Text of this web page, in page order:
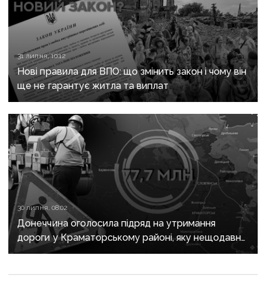
31 липня, 10:12
Нові правила для ВПО: що змінить закон і чому він
ще не гарантує житла та виплат
30 липня, 08:02
Донеччина оголосила підряд на утримання
дороги у Краматорському районі, яку нещодавно
вже ремонтували